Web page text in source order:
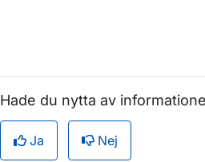
Hade du nytta av
Ja Nej